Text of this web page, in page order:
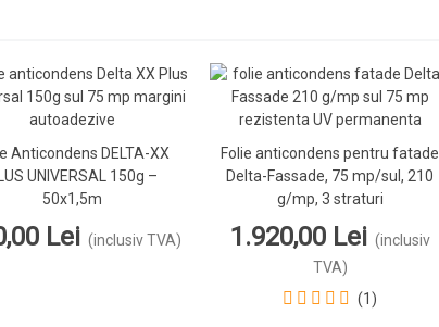
Vezi Detalii
Anticondens DELTA-XX
UNIVERSAL 150g –
50x1,5m
Lei (inclusiv TVA)
Vezi Detalii
Folie anticondens pentru fatade
Delta-Fassade, 75 mp/sul, 210
g/mp, 3 straturi
1.920,00 Lei (inclusiv
TVA)
(1)